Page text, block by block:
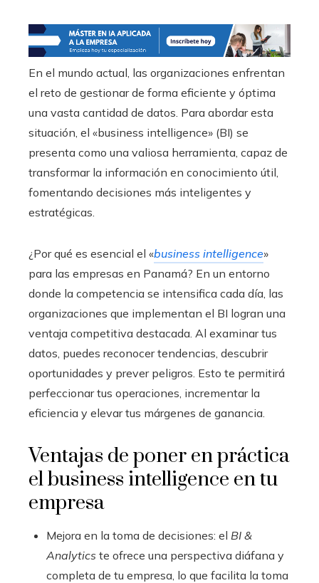
En el mundo actual, las organizaciones enfrentan
el reto de gestionar de forma eficiente y óptima
una vasta cantidad de datos. Para abordar esta
situación, el «business intelligence» (BI) se
presenta como una valiosa herramienta, capaz de
transformar la información en conocimiento útil,
fomentando decisiones más inteligentes y
estratégicas.
¿Por qué es esencial el «business intelligence»
para las empresas en Panamá? En un entorno
donde la competencia se intensifica cada día, las
organizaciones que implementan el BI logran una
ventaja competitiva destacada. Al examinar tus
datos, puedes reconocer tendencias, descubrir
oportunidades y prever peligros. Esto te permitirá
perfeccionar tus operaciones, incrementar la
eficiencia y elevar tus márgenes de ganancia.
Ventajas de poner en práctica
el business intelligence en tu
empresa
Mejora en la toma de decisiones: el BI &
Analytics te ofrece una perspectiva diáfana y
completa de tu empresa, lo que facilita la toma